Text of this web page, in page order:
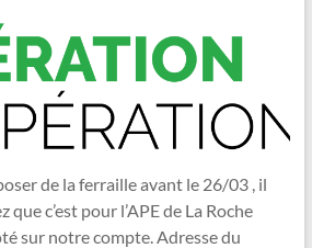
de la ferraille avant le 26/03 , il
c’est pour l’APE de La Roche
sur notre compte. Adresse du